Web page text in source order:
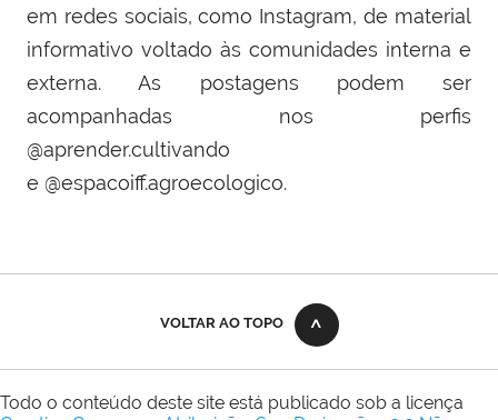
em redes sociais, como Instagram, de material
informativo voltado às comunidades interna e
externa. As postagens podem ser
acompanhadas nos perfis
@aprender.cultivando
e @espacoiff.agroecologico.
VOLTAR AO TOPO
Todo o conteúdo deste site está publicado sob a licença